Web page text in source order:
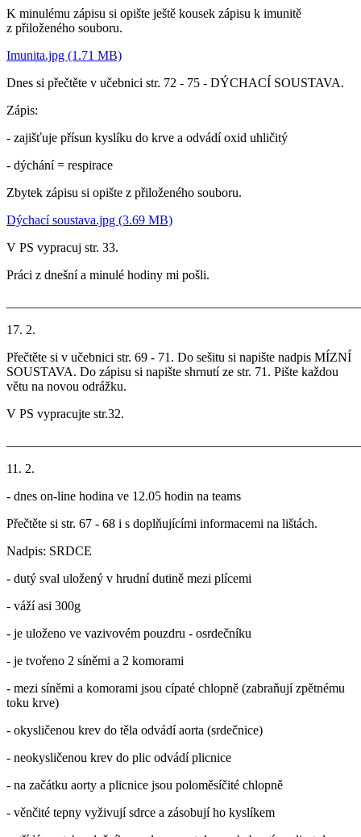
K minulému zápisu si opište ještě kousek zápisu k imunitě
z přiloženého souboru.
Imunita.jpg (1.71 MB)
Dnes si přečtěte v učebnici str. 72 - 75 - DÝCHACÍ SOUSTAVA.
Zápis:
- zajišťuje přísun kyslíku do krve a odvádí oxid uhličitý
- dýchání = respirace
Zbytek zápisu si opište z přiloženého souboru.
Dýchací soustava.jpg (3.69 MB)
V PS vypracuj str. 33.
Práci z dnešní a minulé hodiny mi pošli.
17. 2.
Přečtěte si v učebnici str. 69 - 71. Do sešitu si napište nadpis MÍZNÍ
SOUSTAVA. Do zápisu si napište shrnutí ze str. 71. Pište každou
větu na novou odrážku.
V PS vypracujte str.32.
11. 2.
- dnes on-line hodina ve 12.05 hodin na teams
Přečtěte si str. 67 - 68 i s doplňujícími informacemi na lištách.
Nadpis: SRDCE
- dutý sval uložený v hrudní dutině mezi plícemi
- váží asi 300g
- je uloženo ve vazivovém pouzdru - osrdečníku
- je tvořeno 2 síněmi a 2 komorami
- mezi síněmi a komorami jsou cípaté chlopně (zabraňují zpětnému
toku krve)
- okysličenou krev do těla odvádí aorta (srdečnice)
- neokysličenou krev do plic odvádí plicnice
- na začátku aorty a plicnice jsou poloměsíčité chlopně
- věnčité tepny vyživují sdrce a zásobují ho kyslíkem